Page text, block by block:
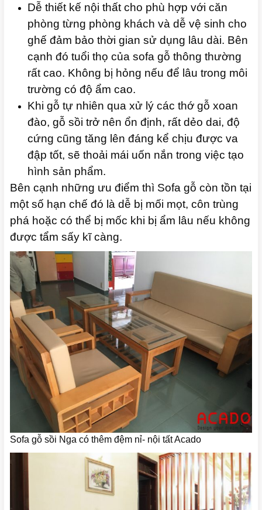
Dễ thiết kế nội thất cho phù hợp với căn
phòng từng phòng khách và dễ vệ sinh cho
ghế đảm bảo thời gian sử dụng lâu dài. Bên
cạnh đó tuổi thọ của sofa gỗ thông thường
rất cao. Không bị hỏng nếu để lâu trong môi
trường có độ ẩm cao.
Khi gỗ tự nhiên qua xử lý các thớ gỗ xoan
đào, gỗ sồi trở nên ổn định, rất dẻo dai, độ
cứng cũng tăng lên đáng kể chịu được va
đập tốt, sẽ thoải mái uốn nắn trong việc tạo
hình sản phẩm.
Bên cạnh những ưu điểm thì Sofa gỗ còn tồn tại
một số hạn chế đó là dễ bị mối mọt, côn trùng
phá hoặc có thể bị mốc khi bị ẩm lâu nếu không
được tẩm sấy kĩ càng.
Sofa gỗ sồi Nga có thêm đệm nỉ- nội tất Acado